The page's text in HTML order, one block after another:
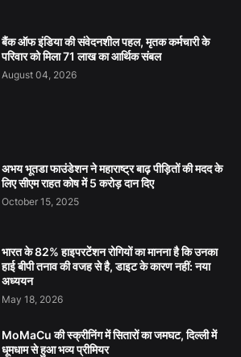
बैंक ऑफ इंडिया की संवेदनशील पहल, मृतक कर्मचारी के
परिवार को मिला 71 लाख का आर्थिक संबल
August 04, 2026
अभय भूतडा फाउंडेशन ने महाराष्ट्र बाढ़ पीड़ितों की मदद के
लिए सीएम राहत कोष में 5 करोड़ दान दिए
October 15, 2025
भारत के 82% हाइपरटेंशन रोगियों का मानना है कि उनका
हाई बीपी तनाव की वजह से है, डाइट के कारण नहीं: नया
अध्ययन
May 18, 2026
MoMaCu की स्क्रीनिंग में सितारों का जमघट, दिल्ली में
धूमधाम से हुआ भव्य प्रीमियर